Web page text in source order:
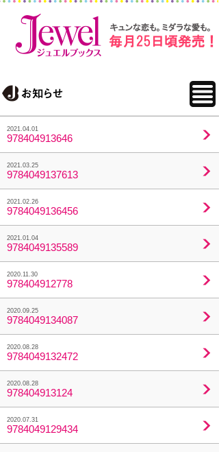
2021.04.01
978404913646
2021.03.25
9784049137613
2021.02.26
9784049136456
2021.01.04
9784049135589
2020.11.30
978404912778
2020.09.25
9784049134087
2020.08.28
9784049132472
2020.08.28
978404913124
2020.07.31
9784049129434